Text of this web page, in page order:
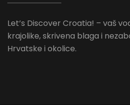
Let’s Discover Croatia! – vaš
krajolike, skrivena blaga i
Hrvatske i okolice.